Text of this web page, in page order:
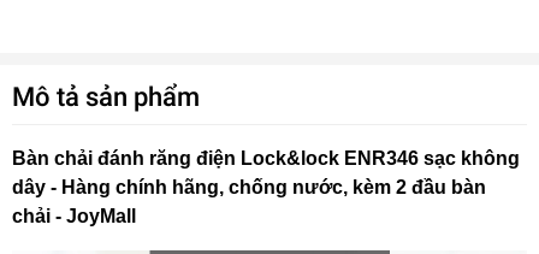
Mô tả sản phẩm
Bàn chải đánh răng điện Lock&lock ENR346 sạc không
dây - Hàng chính hãng, chống nước, kèm 2 đầu bàn
chải - JoyMall